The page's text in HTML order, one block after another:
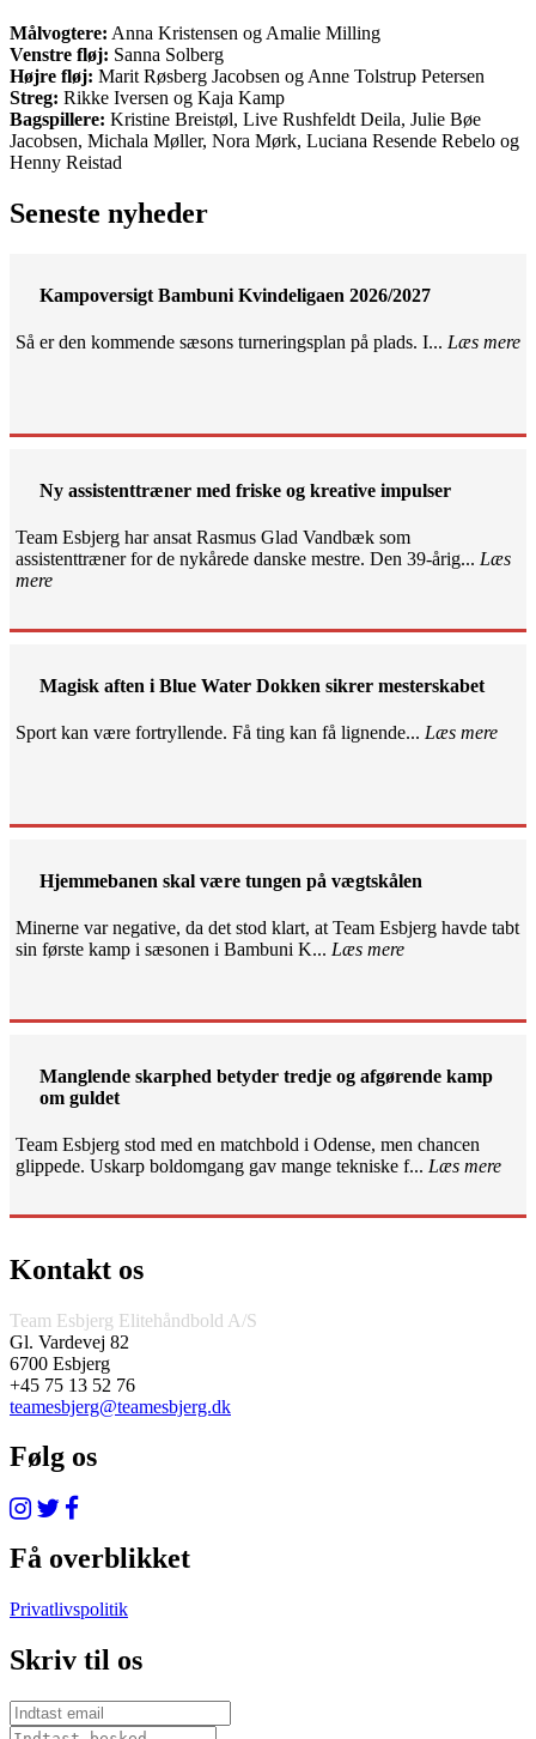
Målvogtere: Anna Kristensen og Amalie Milling
Venstre fløj: Sanna Solberg
Højre fløj: Marit Røsberg Jacobsen og Anne Tolstrup Petersen
Streg: Rikke Iversen og Kaja Kamp
Bagspillere: Kristine Breistøl, Live Rushfeldt Deila, Julie Bøe
Jacobsen, Michala Møller, Nora Mørk, Luciana Resende Rebelo og
Henny Reistad
Seneste nyheder
Kampoversigt Bambuni Kvindeligaen 2026/2027
Så er den kommende sæsons turneringsplan på plads. I... Læs mere
Ny assistenttræner med friske og kreative impulser
Team Esbjerg har ansat Rasmus Glad Vandbæk som
assistenttræner for de nykårede danske mestre. Den 39-årig... Læs
mere
Magisk aften i Blue Water Dokken sikrer mesterskabet
Sport kan være fortryllende. Få ting kan få lignende... Læs mere
Hjemmebanen skal være tungen på vægtskålen
Minerne var negative, da det stod klart, at Team Esbjerg havde tabt
sin første kamp i sæsonen i Bambuni K... Læs mere
Manglende skarphed betyder tredje og afgørende kamp
om guldet
Team Esbjerg stod med en matchbold i Odense, men chancen
glippede. Uskarp boldomgang gav mange tekniske f... Læs mere
Kontakt os
Team Esbjerg Elitehåndbold A/S
Gl. Vardevej 82
6700 Esbjerg
+45 75 13 52 76
teamesbjerg@teamesbjerg.dk
Følg os
Få overblikket
Privatlivspolitik
Skriv til os